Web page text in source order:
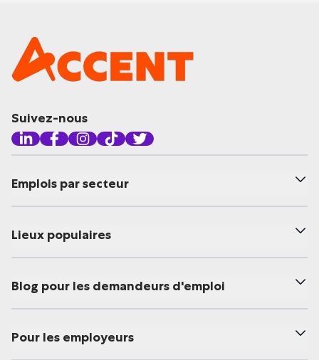
Suivez-nous
Emplois par secteur
Lieux populaires
Blog pour les demandeurs d'emploi
Pour les employeurs